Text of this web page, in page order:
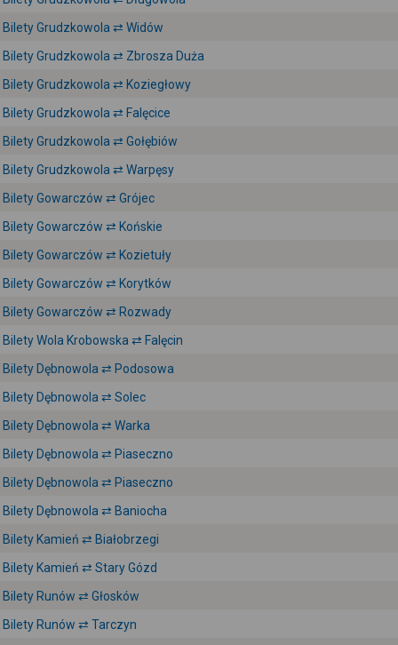
Bilety Grudzkowola ⇄ Widów
Bilety Grudzkowola ⇄ Zbrosza Duża
Bilety Grudzkowola ⇄ Koziegłowy
Bilety Grudzkowola ⇄ Falęcice
Bilety Grudzkowola ⇄ Gołębiów
Bilety Grudzkowola ⇄ Warpęsy
Bilety Gowarczów ⇄ Grójec
Bilety Gowarczów ⇄ Końskie
Bilety Gowarczów ⇄ Kozietuły
Bilety Gowarczów ⇄ Korytków
Bilety Gowarczów ⇄ Rozwady
Bilety Wola Krobowska ⇄ Falęcin
Bilety Dębnowola ⇄ Podosowa
Bilety Dębnowola ⇄ Solec
Bilety Dębnowola ⇄ Warka
Bilety Dębnowola ⇄ Piaseczno
Bilety Dębnowola ⇄ Piaseczno
Bilety Dębnowola ⇄ Baniocha
Bilety Kamień ⇄ Białobrzegi
Bilety Kamień ⇄ Stary Gózd
Bilety Runów ⇄ Głosków
Bilety Runów ⇄ Tarczyn